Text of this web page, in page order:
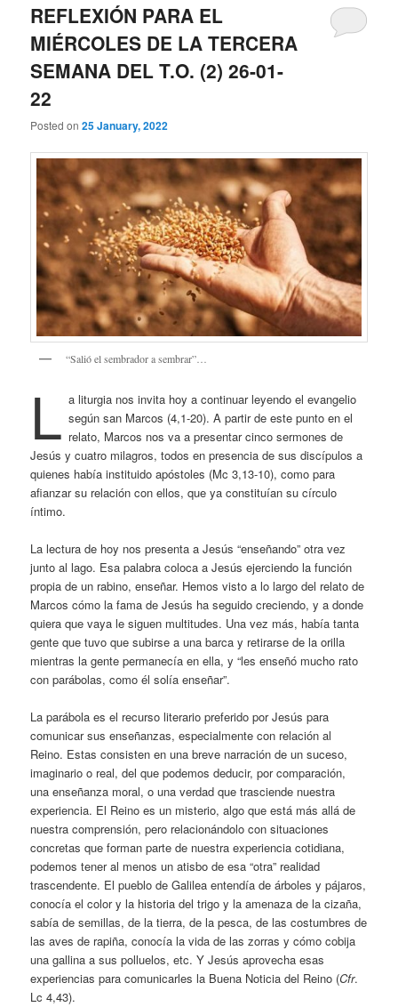
REFLEXIÓN PARA EL
MIÉRCOLES DE LA TERCERA
SEMANA DEL T.O. (2) 26-01-
22
Posted on25 January, 2022
“Salió el sembrador a sembrar”…
L a liturgia nos invita hoy a continuar leyendo el evangelio
según san Marcos (4,1-20). A partir de este punto en el
relato, Marcos nos va a presentar cinco sermones de
Jesús y cuatro milagros, todos en presencia de sus discípulos a
quienes había instituido apóstoles (Mc 3,13-10), como para
afianzar su relación con ellos, que ya constituían su círculo
íntimo.
La lectura de hoy nos presenta a Jesús “enseñando” otra vez
junto al lago. Esa palabra coloca a Jesús ejerciendo la función
propia de un rabino, enseñar. Hemos visto a lo largo del relato de
Marcos cómo la fama de Jesús ha seguido creciendo, y a donde
quiera que vaya le siguen multitudes. Una vez más, había tanta
gente que tuvo que subirse a una barca y retirarse de la orilla
mientras la gente permanecía en ella, y “les enseñó mucho rato
con parábolas, como él solía enseñar”.
La parábola es el recurso literario preferido por Jesús para
comunicar sus enseñanzas, especialmente con relación al
Reino. Estas consisten en una breve narración de un suceso,
imaginario o real, del que podemos deducir, por comparación,
una enseñanza moral, o una verdad que trasciende nuestra
experiencia. El Reino es un misterio, algo que está más allá de
nuestra comprensión, pero relacionándolo con situaciones
concretas que forman parte de nuestra experiencia cotidiana,
podemos tener al menos un atisbo de esa “otra” realidad
trascendente. El pueblo de Galilea entendía de árboles y pájaros,
conocía el color y la historia del trigo y la amenaza de la cizaña,
sabía de semillas, de la tierra, de la pesca, de las costumbres de
las aves de rapiña, conocía la vida de las zorras y cómo cobija
una gallina a sus polluelos, etc. Y Jesús aprovecha esas
experiencias para comunicarles la Buena Noticia del Reino (Cfr.
Lc 4,43).